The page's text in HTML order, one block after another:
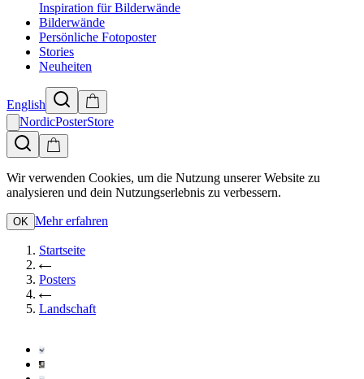
Inspiration für Bilderwände
Bilderwände
Persönliche Fotoposter
Stories
Neuheiten
English
NordicPosterStore
Wir verwenden Cookies, um die Nutzung unserer Website zu
analysieren und dein Nutzungserlebnis zu verbessern.
OK Mehr erfahren
Startseite
Posters
Landschaft